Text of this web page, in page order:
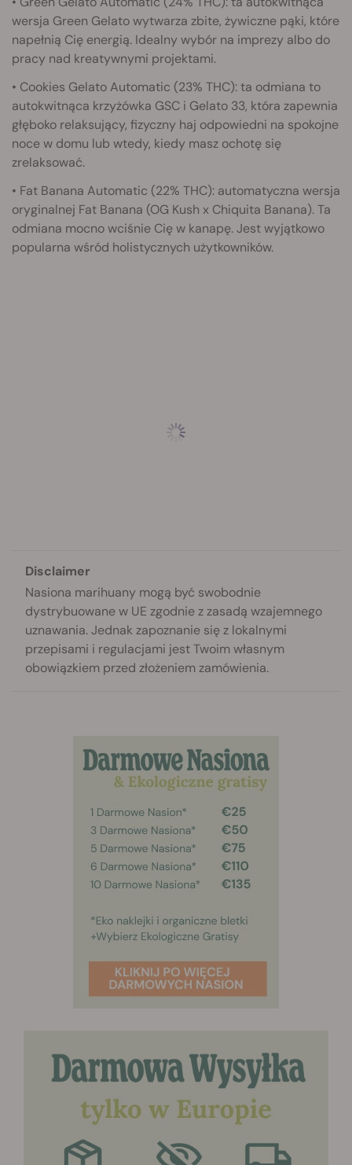
wersja Green Gelato wytwarza zbite, żywiczne pąki, które
napełnią Cię energią. Idealny wybór na imprezy albo do
pracy nad kreatywnymi projektami.
• Cookies Gelato Automatic (23% THC): ta odmiana to
autokwitnąca krzyżówka GSC i Gelato 33, która zapewnia
głęboko relaksujący, fizyczny haj odpowiedni na spokojne
noce w domu lub wtedy, kiedy masz ochotę się
zrelaksować.
• Fat Banana Automatic (22% THC): automatyczna wersja
oryginalnej Fat Banana (OG Kush x Chiquita Banana). Ta
odmiana mocno wciśnie Cię w kanapę. Jest wyjątkowo
popularna wśród holistycznych użytkowników.
Disclaimer
Nasiona marihuany mogą być swobodnie
dystrybuowane w UE zgodnie z zasadą wzajemnego
uznawania. Jednak zapoznanie się z lokalnymi
przepisami i regulacjami jest Twoim własnym
obowiązkiem przed złożeniem zamówienia.